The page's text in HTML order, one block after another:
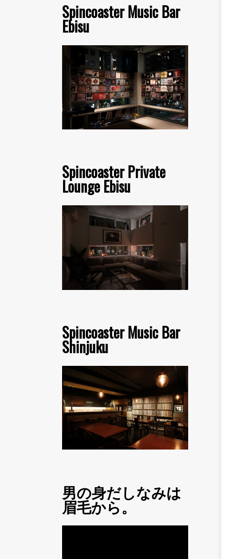
Spincoaster Music Bar
Ebisu
Spincoaster Private
Lounge Ebisu
Spincoaster Music Bar
Shinjuku
男の身だしなみは
眉毛から。